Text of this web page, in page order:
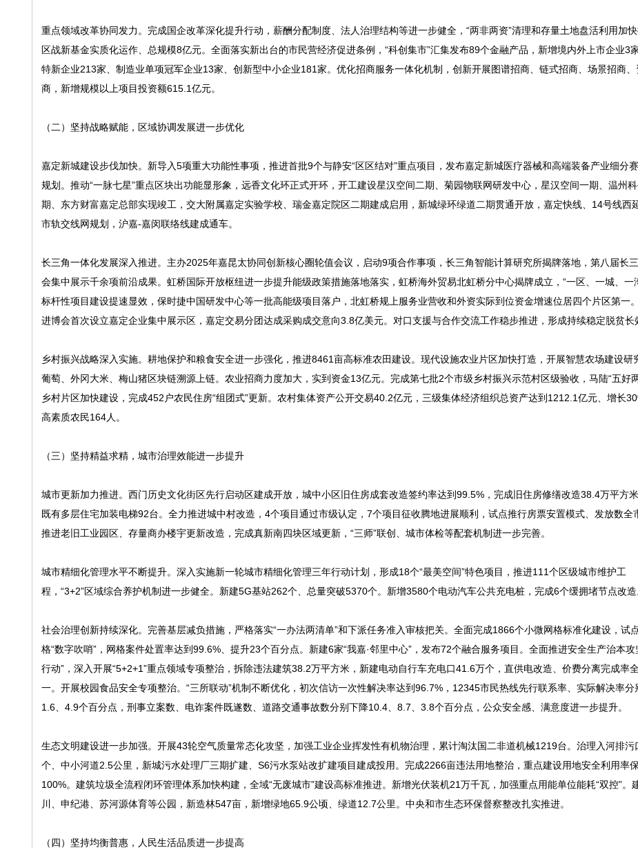
重点领域改革协同发力。完成国企改革深化提升行动，薪酬分配制度、法人治理结构等进一步健全，“两非两资”清理和存量土地盘活利用加快
区战新基金实质化运作、总规模8亿元。全面落实新出台的市民营经济促进条例，“科创集市”汇集发布89个金融产品，新增境内外上市企业3
特新企业213家、制造业单项冠军企业13家、创新型中小企业181家。优化招商服务一体化机制，创新开展图谱招商、链式招商、场景招商、
商，新增规模以上项目投资额615.1亿元。
（二）坚持战略赋能，区域协调发展进一步优化
嘉定新城建设步伐加快。新导入5项重大功能性事项，推进首批9个与静安“区区结对”重点项目，发布嘉定新城医疗器械和高端装备产业细分
规划。推动“一脉七星”重点区块出功能显形象，远香文化环正式开环，开工建设星汉空间二期、菊园物联网研发中心，星汉空间一期、温州
期、东方财富嘉定总部实现竣工，交大附属嘉定实验学校、瑞金嘉定院区二期建成启用，新城绿环绿道二期贯通开放，嘉定快线、14号线西
市轨交线网规划，沪嘉-嘉闵联络线建成通车。
长三角一体化发展深入推进。主办2025年嘉昆太协同创新核心圈轮值会议，启动9项合作事项，长三角智能计算研究所揭牌落地，第八届长
会集中展示千余项前沿成果。虹桥国际开放枢纽进一步提升能级政策措施落地落实，虹桥海外贸易北虹桥分中心揭牌成立，“一区、一城、一
标杆性项目建设提速显效，保时捷中国研发中心等一批高能级项目落户，北虹桥规上服务业营收和外资实际到位资金增速位居四个片区第一
进博会首次设立嘉定企业集中展示区，嘉定交易分团达成采购成交意向3.8亿美元。对口支援与合作交流工作稳步推进，形成持续稳定脱贫长
乡村振兴战略深入实施。耕地保护和粮食安全进一步强化，推进8461亩高标准农田建设。现代设施农业片区加快打造，开展智慧农场建设研
葡萄、外冈大米、梅山猪区块链溯源上链。农业招商力度加大，实到资金13亿元。完成第七批2个市级乡村振兴示范村区级验收，马陆“五好
乡村片区加快建设，完成452户农民住房“组团式”更新。农村集体资产公开交易40.2亿元，三级集体经济组织总资产达到1212.1亿元、增长
高素质农民164人。
（三）坚持精益求精，城市治理效能进一步提升
城市更新加力推进。西门历史文化街区先行启动区建成开放，城中小区旧住房成套改造签约率达到99.5%，完成旧住房修缮改造38.4万平方
既有多层住宅加装电梯92台。全力推进城中村改造，4个项目通过市级认定，7个项目征收腾地进展顺利，试点推行房票安置模式、发放数全
推进老旧工业园区、存量商办楼宇更新改造，完成真新南四块区域更新，“三师”联创、城市体检等配套机制进一步完善。
城市精细化管理水平不断提升。深入实施新一轮城市精细化管理三年行动计划，形成18个“最美空间”特色项目，推进111个区级城市维护工
程，“3+2”区域综合养护机制进一步健全。新建5G基站262个、总量突破5370个。新增3580个电动汽车公共充电桩，完成6个缓拥堵节点改造
社会治理创新持续深化。完善基层减负措施，严格落实“一办法两清单”和下派任务准入审核把关。全面完成1866个小微网格标准化建设，试
格“数字吹哨”，网格案件处置率达到99.6%、提升23个百分点。新建6家“我嘉·邻里中心”，发布72个融合服务项目。全面推进安全生产治本攻
行动”，深入开展“5+2+1”重点领域专项整治，拆除违法建筑38.2万平方米，新建电动自行车充电口41.6万个，直供电改造、价费分离完成率
一。开展校园食品安全专项整治。“三所联动”机制不断优化，初次信访一次性解决率达到96.7%，12345市民热线先行联系率、实际解决率分
1.6、4.9个百分点，刑事立案数、电诈案件既遂数、道路交通事故数分别下降10.4、8.7、3.8个百分点，公众安全感、满意度进一步提升。
生态文明建设进一步加强。开展43轮空气质量常态化攻坚，加强工业企业挥发性有机物治理，累计淘汰国二非道机械1219台。治理入河排污
个、中小河道2.5公里，新城污水处理厂三期扩建、S6污水泵站改扩建项目建成投用。完成2266亩违法用地整治，重点建设用地安全利用率
100%。建筑垃圾全流程闭环管理体系加快构建，全域“无废城市”建设高标准推进。新增光伏装机21万千瓦，加强重点用能单位能耗“双控”。
川、申纪港、苏河源体育等公园，新造林547亩，新增绿地65.9公顷、绿道12.7公里。中央和市生态环保督察整改扎实推进。
（四）坚持均衡普惠，人民生活品质进一步提高